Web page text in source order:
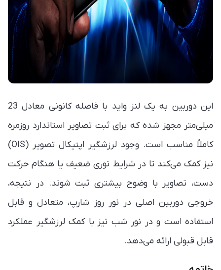
این دوربین به یک لنز واید با فاصله کانونی معادل 23
میلی‌متر مجهز شده که برای ثبت تصاویر استاندارد روزمره
کاملاً مناسب است. وجود لرزشگیر اپتیکال تصویر (OIS)
نیز کمک می‌کند تا در شرایط نوری ضعیف یا هنگام حرکت
دست، تصاویر با وضوح بیشتری ثبت شوند. در نتیجه،
خروجی دوربین اصلی در نور روز شارپ، متعادل و قابل
استفاده است و در نور شب نیز با کمک لرزشگیر عملکرد
قابل قبولی ارائه می‌دهد.